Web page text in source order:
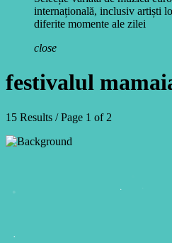
internațională, inclusiv artiști
diferite momente ale zilei
close
festivalul
15 Results / Page 1 of 2